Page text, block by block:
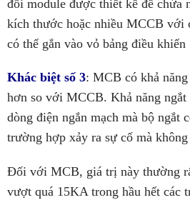
đổi module được thiết kế để chứa
kích thước hoặc nhiều MCCB với
có thể gắn vào vỏ bảng điều khiển
Khác biệt số 3: MCB có khả
hơn so với MCCB. Khả năng
dòng điện ngắn mạch mà bộ ngắt
trường hợp xảy ra sự cố mà
Đối với MCB, giá trị này thường
vượt quá 15KA trong hầu hết các